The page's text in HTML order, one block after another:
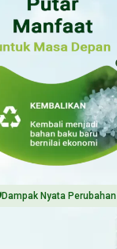
Dampak Nyata Perubahan